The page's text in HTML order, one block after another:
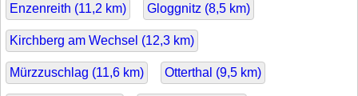
Enzenreith (11,2 km) Gloggnitz (8,5 km)
Kirchberg am Wechsel (12,3 km)
Mürzzuschlag (11,6 km) Otterthal (9,5 km)